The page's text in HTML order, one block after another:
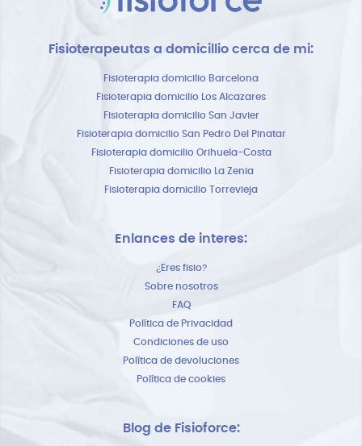
Fisioterapeutas a domicillio cerca de mi:
Fisioterapia domicilio Barcelona
Fisioterapia domicilio Los Alcazares
Fisioterapia domicilio San Javier
Fisioterapia domicilio San Pedro Del Pinatar
Fisioterapia domicilio Orihuela-Costa
Fisioterapia domicilio La Zenia
Fisioterapia domicilio Torrevieja
Enlances de interes:
¿Eres fisio?
Sobre nosotros
FAQ
Política de Privacidad
Condiciones de uso
Política de devoluciones
Política de cookies
Blog de Fisioforce: